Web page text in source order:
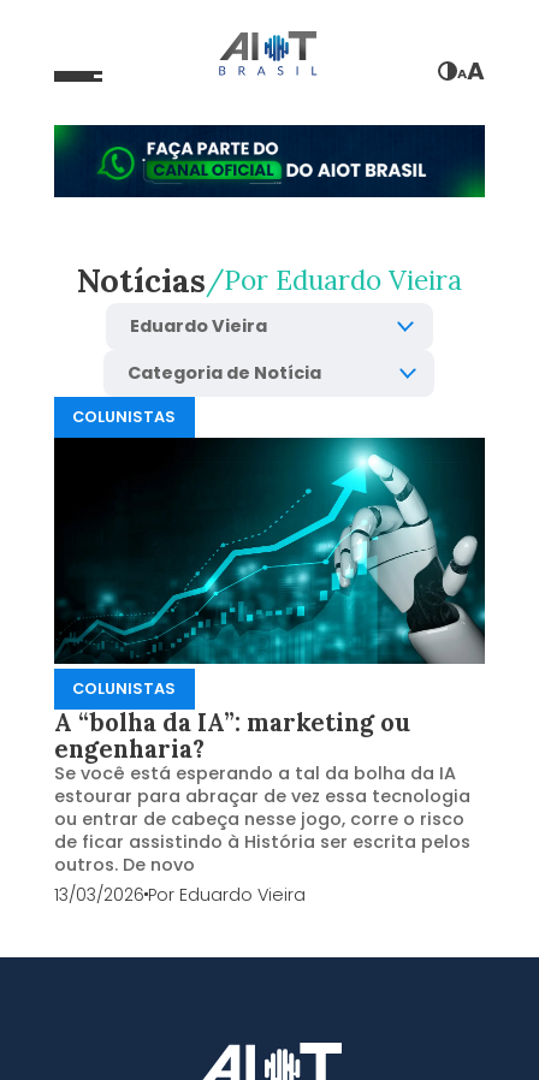
AA
Notícias Por Eduardo Vieira
COLUNISTAS
COLUNISTAS
A “bolha da IA”: marketing ou
engenharia?
Se você está esperando a tal da bolha da IA
estourar para abraçar de vez essa tecnologia
ou entrar de cabeça nesse jogo, corre o risco
de ficar assistindo à História ser escrita pelos
outros. De novo
13/03/2026Por Eduardo Vieira